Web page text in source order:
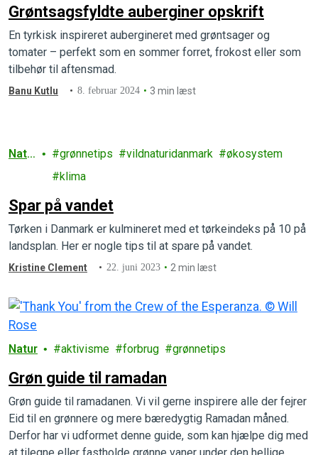
Grøntsagsfyldte auberginer opskrift
En tyrkisk inspireret aubergineret med grøntsager og
tomater – perfekt som en sommer forret, frokost eller som
tilbehør til aftensmad.
Banu Kutlu 8. februar 2024 3 min læst
Natu
grønnetips vildnaturidanmark
økosystem
klima
Spar på vandet
Tørken i Danmark er kulmineret med et tørkeindeks på 10 på
landsplan. Her er nogle tips til at spare på vandet.
Kristine Clement 22. juni 2023 2 min læst
Natur aktivisme forbrug grønnetips
Grøn guide til ramadan
Grøn guide til ramadanen. Vi vil gerne inspirere alle der fejrer
Eid til en grønnere og mere bæredygtig Ramadan måned.
Derfor har vi udformet denne guide, som kan hjælpe dig med